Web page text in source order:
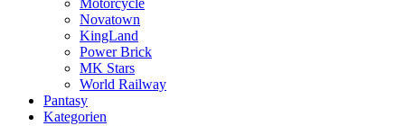
Motorcycle
Novatown
KingLand
Power Brick
MK Stars
World Railway
Pantasy
Kategorien